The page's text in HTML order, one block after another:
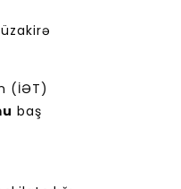
(İƏT)
baş